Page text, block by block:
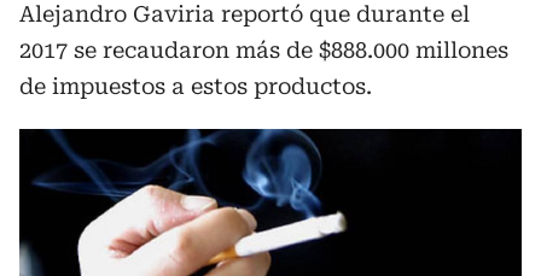
Alejandro Gaviria reportó que durante el
2017 se recaudaron más de $888.000 millones
de impuestos a estos productos.